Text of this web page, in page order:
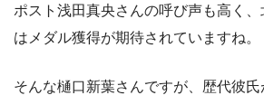
ポスト浅田真央さんの呼び声も高く
はメダル獲得が期待されていますね。
そんな樋口新葉さんですが、歴代彼